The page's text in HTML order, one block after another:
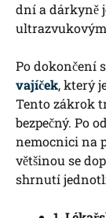
dní ⁤a dárkyně
Po dokončení
vajíček, který
Tento⁢ zákrok
bezpečný. ​Po
⁤nemocnici na
⁤většinou se
shrnutí